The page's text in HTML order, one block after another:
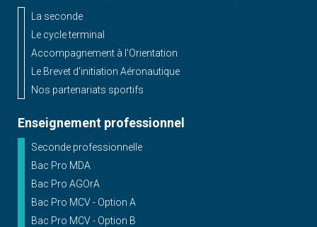
La seconde
Le cycle terminal
Accompagnement à l'Orientation
Le Brevet d'initiation Aéronautique
Nos partenariats sportifs
Enseignement professionnel
Seconde professionnelle
Bac Pro MDA
Bac Pro AGOrA
Bac Pro MCV - Option A
Bac Pro MCV - Option B